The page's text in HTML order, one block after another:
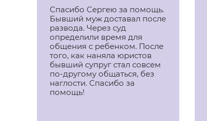
Спасибо Сергею за помощь.
Бывший муж доставал после
развода. Через суд
определили время для
общения с ребенком. После
того, как наняла юристов
бывший супруг стал совсем
по-другому общаться, без
наглости. Спасибо за
помощь!